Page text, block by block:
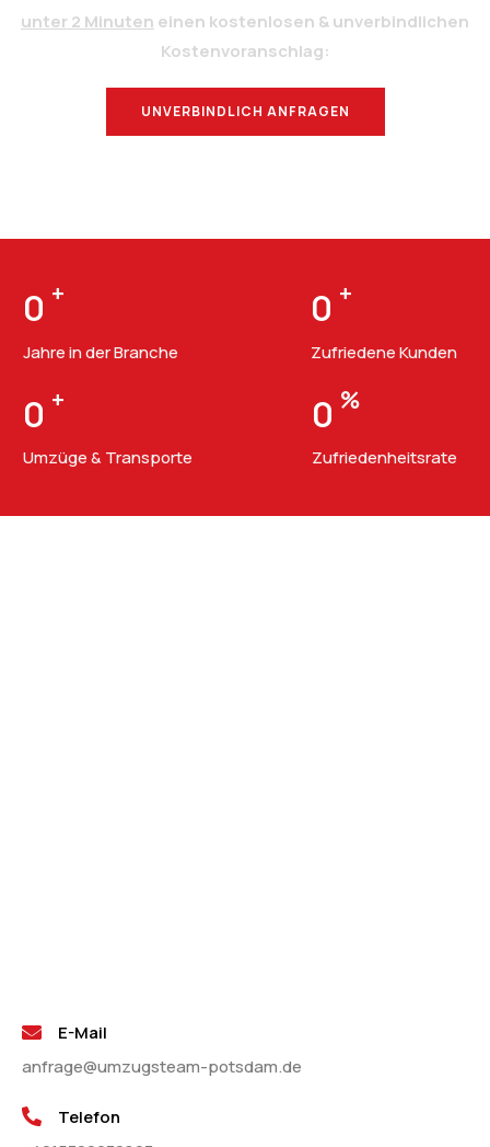
unter 2 Minuten einen kostenlosen & unverbindlichen
Kostenvoranschlag:
UNVERBINDLICH ANFRAGEN
0 +
Jahre in der Branche
0 +
Zufriedene Kunden
0 +
Umzüge & Transporte
0 %
Zufriedenheitsrate
E-Mail
anfrage@umzugsteam-potsdam.de
Telefon